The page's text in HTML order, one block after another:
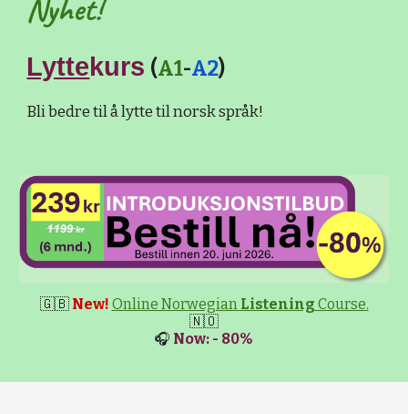
Nyhet!
Lyttekurs (A1-A2)
Bli bedre til å lytte til norsk språk!
🇬🇧 New! Online Norwegian Listening Course.
🇳🇴
🎧 Now: - 80%